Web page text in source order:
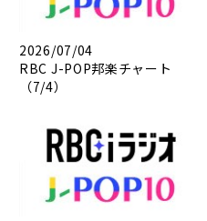
2026/07/04
RBC J-POP邦楽チャート
（7/4）